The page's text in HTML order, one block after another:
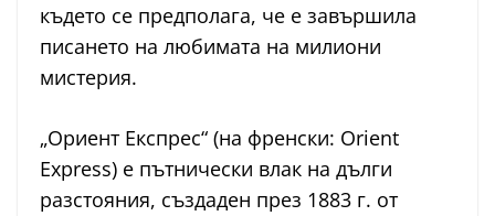
където се предполага, че е завършила
писането на любимата на милиони
мистерия.
„Ориент Експрес“ (на френски: Orient
Express) е пътнически влак на дълги
разстояния, създаден през 1883 г. от